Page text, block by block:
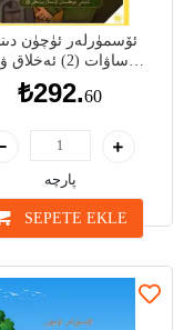
ئۆسمۈرلەر ئۈچۈن
ساۋات (2) ئەخلاق
پەيغەمبىرىمىزنىڭ
₺292.60
پارچە
SEPETE EKLE